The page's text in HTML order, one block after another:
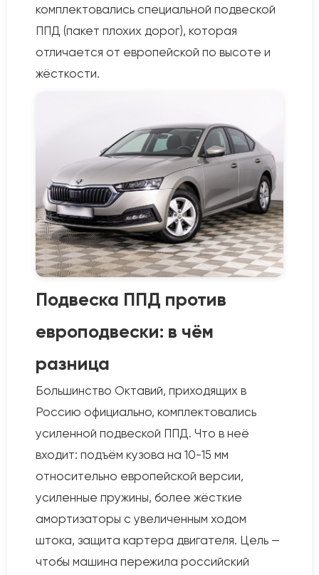
комплектовались специальной подвеской
ППД (пакет плохих дорог), которая
отличается от европейской по высоте и
жёсткости.
Подвеска ППД против
европодвески: в чём
разница
Большинство Октавий, приходящих в
Россию официально, комплектовались
усиленной подвеской ППД. Что в неё
входит: подъём кузова на 10-15 мм
относительно европейской версии,
усиленные пружины, более жёсткие
амортизаторы с увеличенным ходом
штока, защита картера двигателя. Цель —
чтобы машина пережила российский